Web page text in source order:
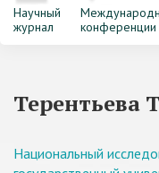
Научный
журнал
конференции
Терентьева
Национальный